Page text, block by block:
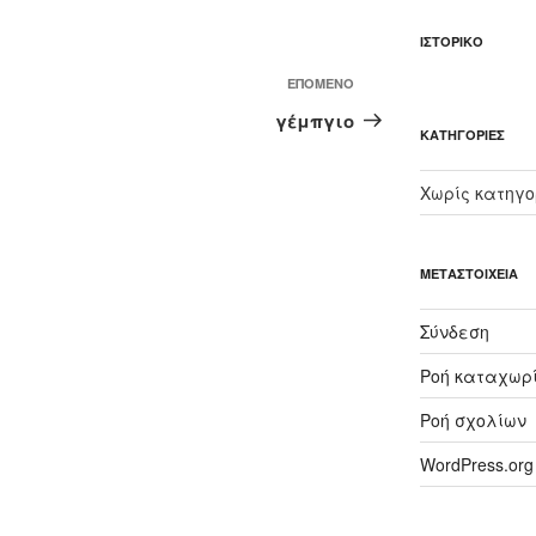
άρθρο
ΕΠΌΜΕΝΟ
γέμπγιο
ΙΣΤΟΡΙΚΌ
KΑΤΗΓΟΡΊΕΣ
Χωρίς
ΜΕΤΑΣΤΟΙΧΕΊΑ
Σύνδεση
Ροή
Ροή σχολίων
WordPress.org